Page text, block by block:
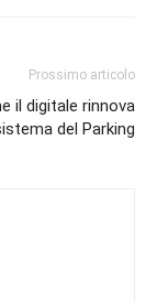
Prossimo articolo
il digitale rinnova
del Parking